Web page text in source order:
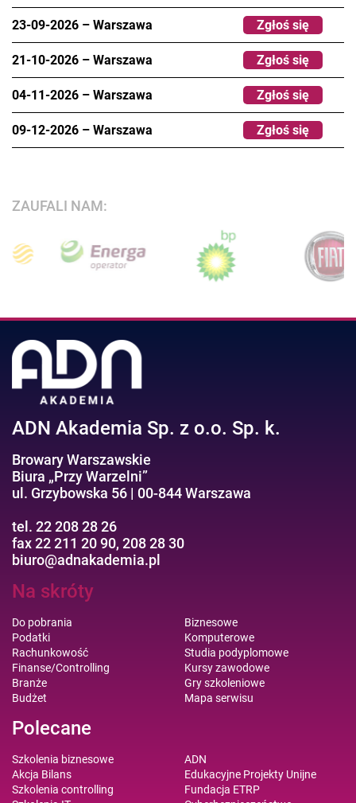
23-09-2026 – Warszawa Zgłoś się
21-10-2026 – Warszawa Zgłoś się
04-11-2026 – Warszawa Zgłoś się
09-12-2026 – Warszawa Zgłoś się
ZAUFALI NAM:
ADN Akademia Sp. z o.o. Sp. k.
Browary Warszawskie
Biura „Przy Warzelni”
ul. Grzybowska 56 | 00-844 Warszawa
tel. 22 208 28 26
fax 22 211 20 90, 208 28 30
biuro@adnakademia.pl
Na skróty
Do pobrania
Podatki
Rachunkowość
Finanse/Controlling
Branże
Budżet
Biznesowe
Komputerowe
Studia podyplomowe
Kursy zawodowe
Gry szkoleniowe
Mapa serwisu
Polecane
Szkolenia biznesowe
Akcja Bilans
Szkolenia controlling
ADN
Edukacyjne Projekty Unijne
Fundacja ETRP